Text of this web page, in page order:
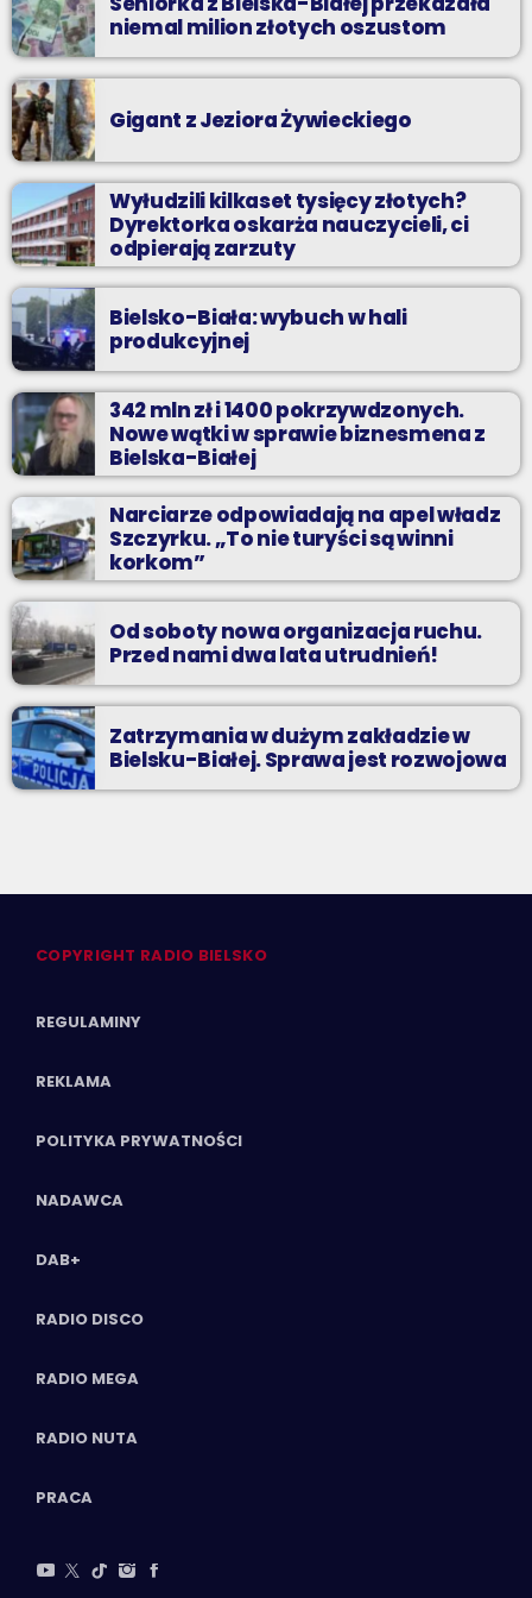
niemal milion złotych oszustom
Gigant z Jeziora Żywieckiego
Wyłudzili kilkaset tysięcy złotych?
Dyrektorka oskarża nauczycieli, ci
odpierają zarzuty
Bielsko-Biała: wybuch w hali
produkcyjnej
342 mln zł i 1400 pokrzywdzonych.
Nowe wątki w sprawie biznesmena z
Bielska-Białej
Narciarze odpowiadają na apel władz
Szczyrku. „To nie turyści są winni
korkom”
Od soboty nowa organizacja ruchu.
Przed nami dwa lata utrudnień!
Zatrzymania w dużym zakładzie w
Bielsku-Białej. Sprawa jest rozwojowa
COPYRIGHT RADIO BIELSKO
REGULAMINY
REKLAMA
POLITYKA PRYWATNOŚCI
NADAWCA
DAB+
RADIO DISCO
RADIO MEGA
RADIO NUTA
PRACA